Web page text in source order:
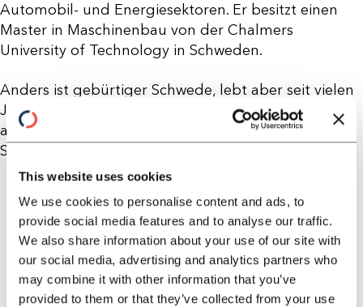
This website uses cookies
We use cookies to personalise content and ads, to
provide social media features and to analyse our traffic.
We also share information about your use of our site with
our social media, advertising and analytics partners who
may combine it with other information that you’ve
provided to them or that they’ve collected from your use
Automobil- und Energiesektoren. Er besitzt einen
Master in Maschinenbau von der Chalmers
University of Technology in Schweden.
Anders ist gebürtiger Schwede, lebt aber seit vielen
Jahren mit seiner Familie in der Nähe von Frankfurt
am Main. In seiner Freizeit ist er ein passionierter
Segler, Sporttaucher und Mountainbikefahrer.